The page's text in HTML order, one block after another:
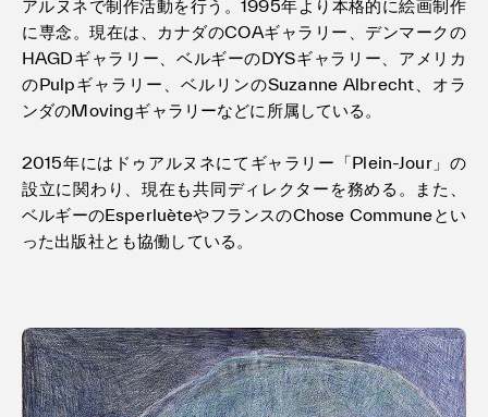
アルヌネで制作活動を行う。1995年より本格的に絵画制作
に専念。現在は、カナダのCOAギャラリー、デンマークの
HAGDギャラリー、ベルギーのDYSギャラリー、アメリカ
のPulpギャラリー、ベルリンのSuzanne Albrecht、オラ
ンダのMovingギャラリーなどに所属している。
2015年にはドゥアルヌネにてギャラリー「Plein-Jour」の
設立に関わり、現在も共同ディレクターを務める。また、
ベルギーのEsperluèteやフランスのChose Communeとい
った出版社とも協働している。